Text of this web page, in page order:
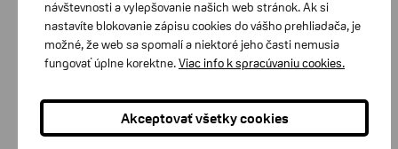
Viacero typov útlmových filtrov
Upozornenie:pred výrobou ušných
upchávok je nutné zhotoviť individuálne
návštevnosti a vylepšovanie našich web stránok. Ak si
nastavíte blokovanie zápisu cookies do vášho prehliadača, je
možné, že web sa spomalí a niektoré jeho časti nemusia
fungovať úplne korektne.Viac info k spracúvaniu cookies.
Akceptovať všetky cookies